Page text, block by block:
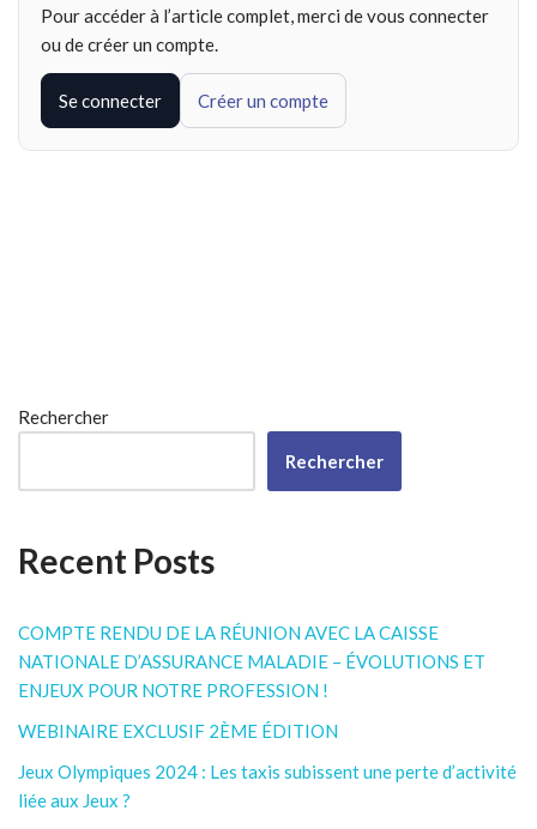
Pour accéder à l’article complet, merci de vous connecter
ou de créer un compte.
Se connecter Créer un compte
Rechercher
Rechercher
Recent Posts
COMPTE RENDU DE LA RÉUNION AVEC LA CAISSE
NATIONALE D’ASSURANCE MALADIE – ÉVOLUTIONS ET
ENJEUX POUR NOTRE PROFESSION !
WEBINAIRE EXCLUSIF 2ÈME ÉDITION
Jeux Olympiques 2024 : Les taxis subissent une perte d’activité
liée aux Jeux ?